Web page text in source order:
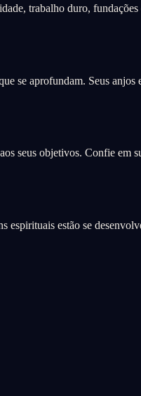
trabalho duro,
aprofundam. Seus anjos
seus objetivos. Confie em
estão se